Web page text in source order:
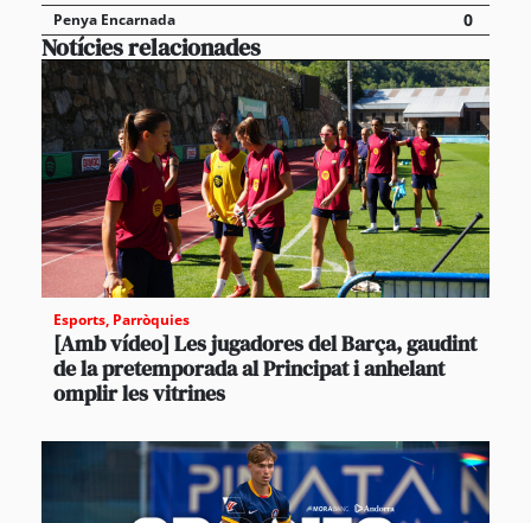
Penya Encarnada 0
Notícies relacionades
Esports, Parròquies
[Amb vídeo] Les jugadores del Barça, gaudint
de la pretemporada al Principat i anhelant
omplir les vitrines